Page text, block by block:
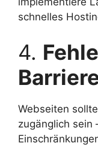
schnelles
4.
Webseiten
zugänglich sein